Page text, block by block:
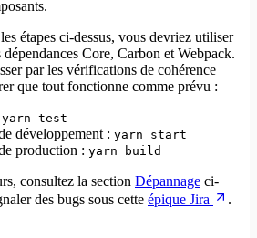
étapes ci-dessus, vous devriez utiliser
Core, Carbon et Webpack.
par les vérifications de cohérence
que tout fonctionne comme prévu :
yarn test
développement : yarn start
production : yarn build
consultez la section Dépannage ci-
des bugs sous cette épique Jira .